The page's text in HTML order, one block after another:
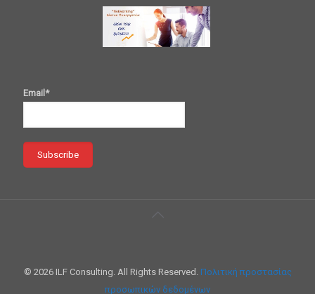
Email*
© 2026 ILF Consulting. All Rights Reserved. Πολιτική προστασίας
προσωπικών δεδομένων